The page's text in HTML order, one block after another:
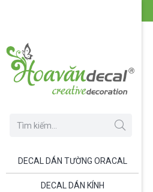
DECAL DÁN TƯỜNG ORACAL
DECAL DÁN KÍNH